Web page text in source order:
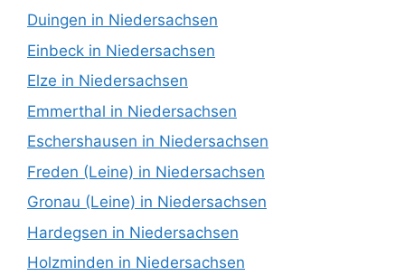
Duingen in Niedersachsen
Einbeck in Niedersachsen
Elze in Niedersachsen
Emmerthal in Niedersachsen
Eschershausen in Niedersachsen
Freden (Leine) in Niedersachsen
Gronau (Leine) in Niedersachsen
Hardegsen in Niedersachsen
Holzminden in Niedersachsen